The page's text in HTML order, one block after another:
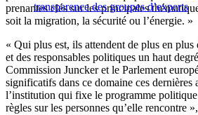
transparence des groupes d’experts
prenantes clés sur les principales
soit la migration, la sécurité ou l’énergie. »
« Qui plus est, ils attendent de plus en
et des responsables politiques un haut
Commission Juncker et le Parlement
significatifs dans ce domaine ces dernières
l’institution qui fixe le programme
règles sur les personnes qu’elle rencontre